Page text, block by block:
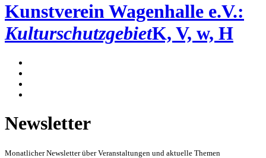
Kunstverein Wagenhalle e.V.:
KulturschutzgebietK, V, w, H
Newsletter
Monatlicher Newsletter über Veranstaltungen und aktuelle Themen